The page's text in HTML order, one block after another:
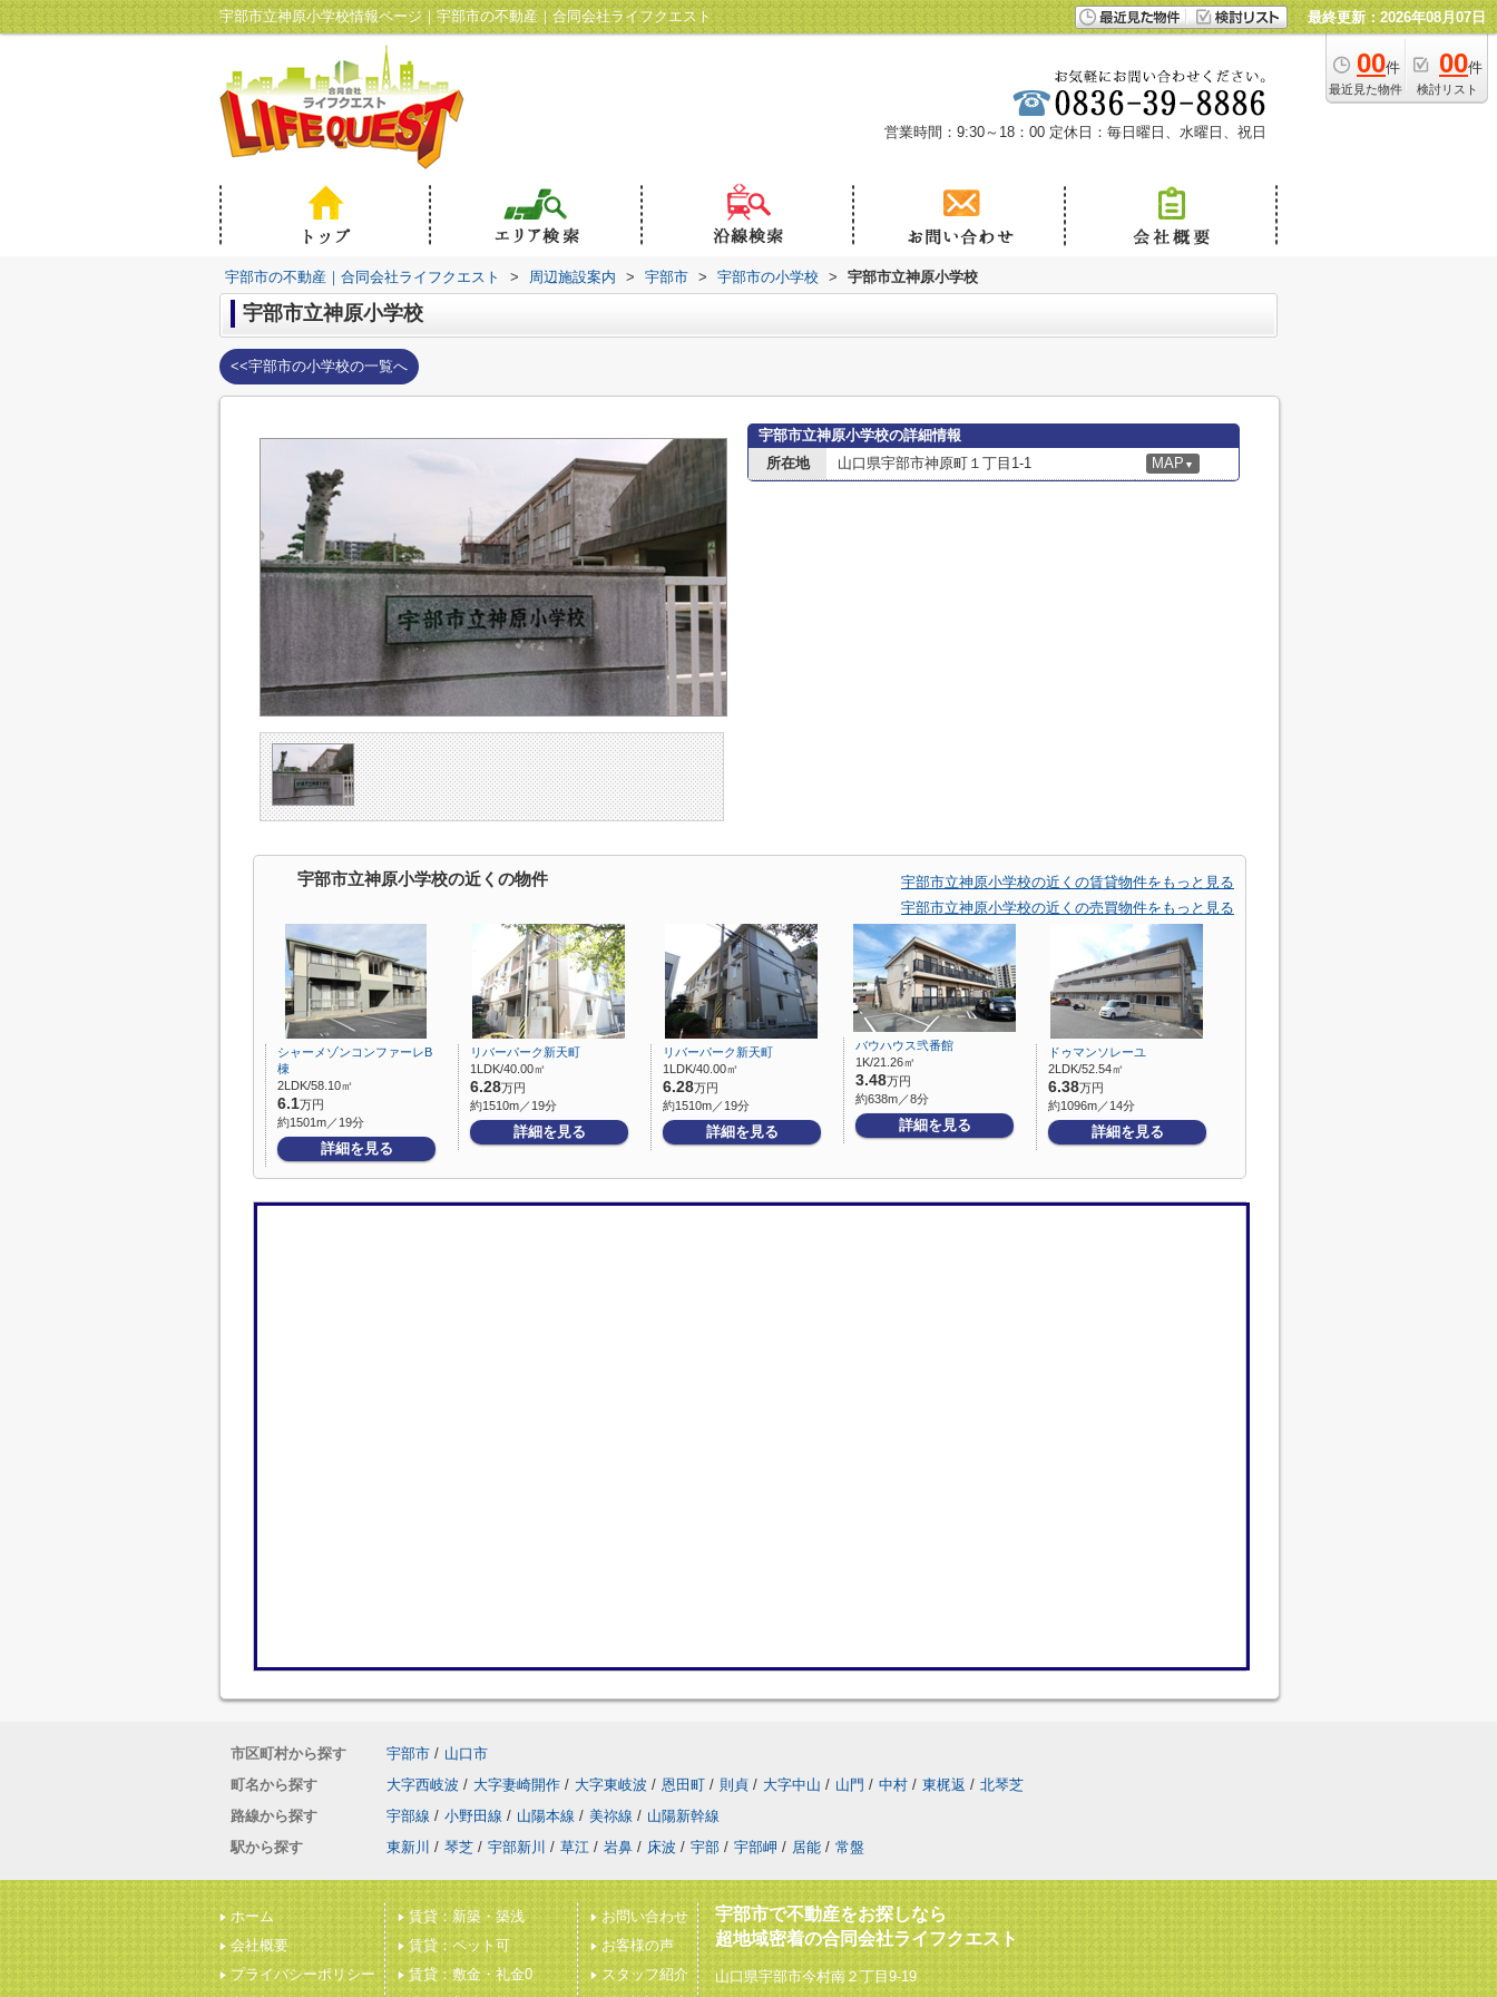
宇部市立神原小学校情報ページ｜宇部市の不動産｜合同会社ライフクエスト 最終更新：2026年08月07日
00件
最近見た物件
00件
検討リスト
営業時間：9:30～18：00 定休日：毎日曜日、水曜日、祝日
宇部市の不動産｜合同会社ライフクエスト > 周辺施設案内 > 宇部市 > 宇部市の小学校 > 宇部市立神原小学校
宇部市立神原小学校
<<宇部市の小学校の一覧へ
宇部市立神原小学校の詳細情報
所在地
山口県宇部市神原町１丁目1-1 MAP ▼
宇部市立神原小学校の近くの物件
宇部市立神原小学校の近くの賃貸物件をもっと見る
宇部市立神原小学校の近くの売買物件をもっと見る
シャーメゾンコンファーレB
棟
2LDK/58.10㎡
6.1万円
約1501m／19分
詳細を見る
リバーパーク新天町
1LDK/40.00㎡
6.28万円
約1510m／19分
詳細を見る
リバーパーク新天町
1LDK/40.00㎡
6.28万円
約1510m／19分
詳細を見る
バウハウス弐番館
1K/21.26㎡
3.48万円
約638m／8分
詳細を見る
ドゥマンソレーユ
2LDK/52.54㎡
6.38万円
約1096m／14分
詳細を見る
市区町村から探す 宇部市 / 山口市
町名から探す
大字西岐波 / 大字妻崎開作 / 大字東岐波 / 恩田町 / 則貞 / 大字中山 / 山門 / 中村 / 東梶返 / 北琴芝
路線から探す
宇部線 / 小野田線 / 山陽本線 / 美祢線 / 山陽新幹線
駅から探す
東新川 / 琴芝 / 宇部新川 / 草江 / 岩鼻 / 床波 / 宇部 / 宇部岬 / 居能 / 常盤
ホーム
会社概要
プライバシーポリシー
賃貸：新築・築浅
賃貸：ペット可
賃貸：敷金・礼金0
お問い合わせ
お客様の声
スタッフ紹介
宇部市で不動産をお探しなら
超地域密着の合同会社ライフクエスト
山口県宇部市今村南２丁目9-19